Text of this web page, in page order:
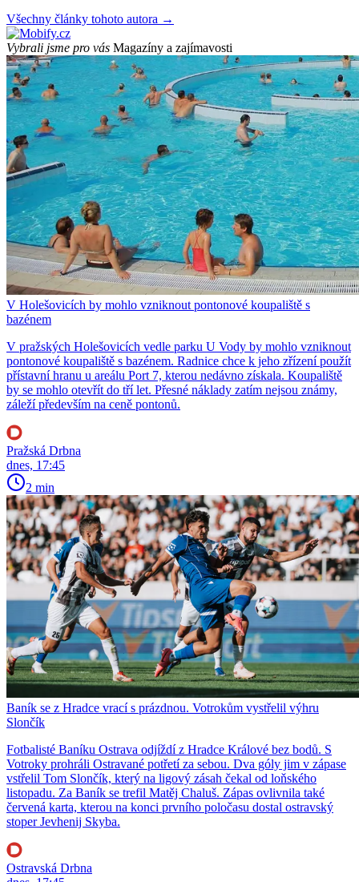
Všechny články tohoto autora →
Vybrali jsme pro vás Magazíny a zajímavosti
V Holešovicích by mohlo vzniknout pontonové koupaliště s
bazénem
V pražských Holešovicích vedle parku U Vody by mohlo vzniknout
pontonové koupaliště s bazénem. Radnice chce k jeho zřízení použít
přístavní hranu u areálu Port 7, kterou nedávno získala. Koupaliště
by se mohlo otevřít do tří let. Přesné náklady zatím nejsou známy,
záleží především na ceně pontonů.
Pražská Drbna
dnes, 17:45
2 min
Baník se z Hradce vrací s prázdnou. Votrokům vystřelil výhru
Slončík
Fotbalisté Baníku Ostrava odjíždí z Hradce Králové bez bodů. S
Votroky prohráli Ostravané potřetí za sebou. Dva góly jim v zápase
vstřelil Tom Slončík, který na ligový zásah čekal od loňského
listopadu. Za Baník se trefil Matěj Chaluš. Zápas ovlivnila také
červená karta, kterou na konci prvního poločasu dostal ostravský
stoper Jevhenij Skyba.
Ostravská Drbna